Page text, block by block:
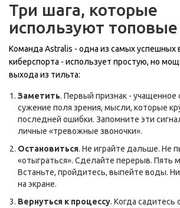
Три шага, которые
используют
Команда Astralis - одна из самых успешных
киберспорта - использует простую, но
выхода из тильта:
Заметить. Первый признак - учащенное
сужение поля зрения, мысли, которые
последней ошибки. Запомните эти
личные «тревожные звоночки».
Остановиться. Не играйте дальше. Не
«отыграться». Сделайте перерыв. Пять
Встаньте, пройдитесь, выпейте воды.
на экране.
Вернуться к процессу. Когда садитесь